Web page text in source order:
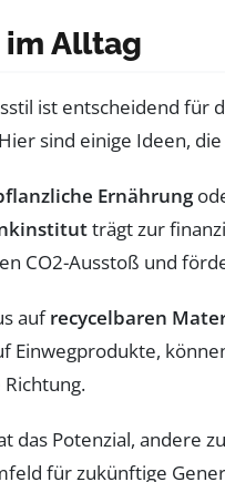
Alltag
ist entscheidend für
sind einige Ideen,
Ernährung
trägt zur
CO2-Ausstoß und
aufrecycelbaren
Einwegprodukte,
das Potenzial,
für zukünftige